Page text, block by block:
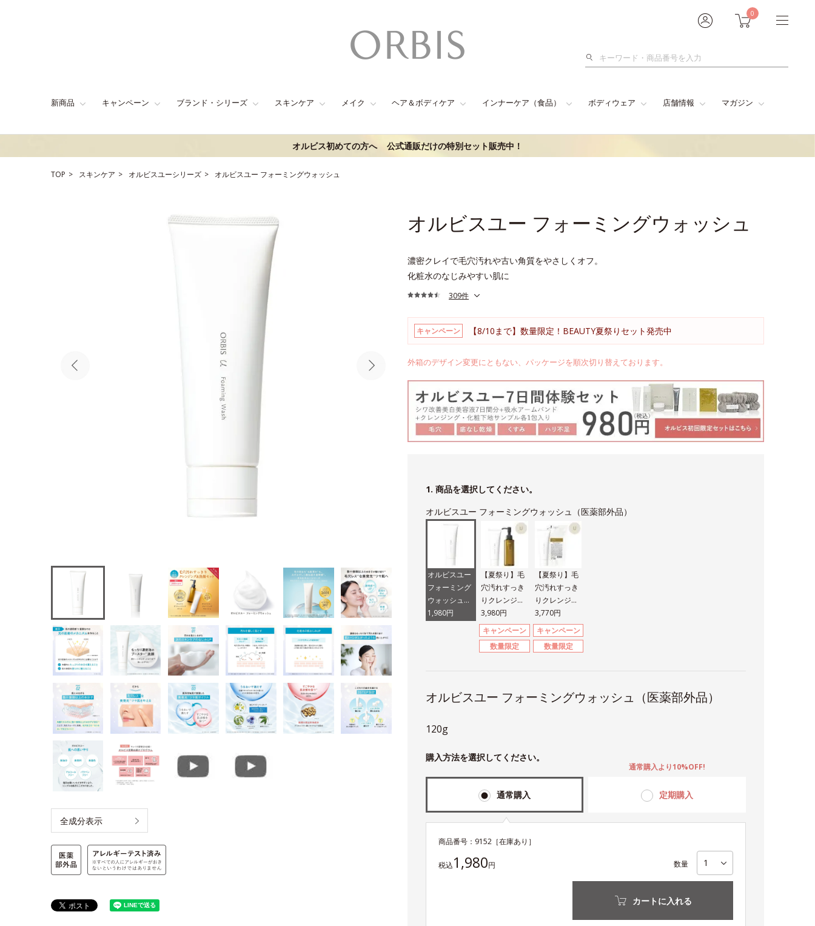
0
検
新商品 キャンペーン ブランド・シリーズ スキンケア メイク ヘア＆ボディケア インナーケア（食品） ボディウェア 店舗情報 マガジン
オルビス初めての方へ 公式通販だけの特別セット販売中！
TOP スキンケア オルビスユーシリーズ オルビスユー フォーミングウォッシュ
オルビスユー フォーミングウォッシュ
濃密クレイで毛穴汚れや古い角質をやさしくオフ。
化粧水のなじみやすい肌に
309件
キャンペーン 【8/10まで】数量限定！BEAUTY夏祭りセット発売中
外箱のデザイン変更にともない、パッケージを順次切り替えております。
全成分表示
1. 商品を選択してください。
オルビスユー フォーミングウォッシュ（医薬部外品）
オルビスユー
フォーミング
ウォッシュ
（医薬部外
1,980円
【夏祭り】毛
穴汚れすっき
りクレンジン
グ＆洗顔セッ
ト
3,980円
キャンペーン
数量限定
【夏祭り】毛
穴汚れすっき
りクレンジン
グ＆洗顔セッ
ト
3,770円
キャンペーン
数量限定
オルビスユー フォーミングウォッシュ（医薬部外品）
120g
購入方法を選択してください。
通常購入 定期購入
通常購入より10%OFF!
商品番号： 9152 ［在庫あり］
税込1,980円 数量
カートに入れる